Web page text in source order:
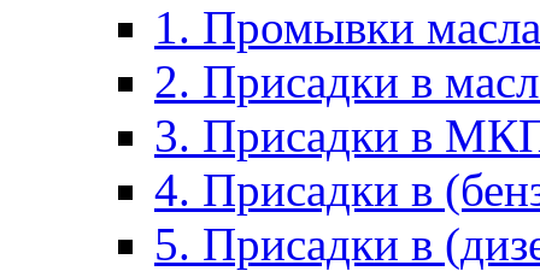
1. Промывки масла
2. Присадки в
3. Присадки в
4. Присадки в
5. Присадки в